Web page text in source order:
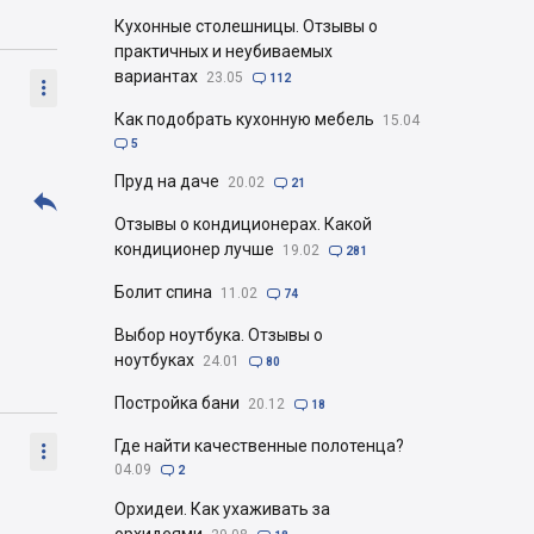



Кухонные столешницы. Отзывы о
практичных и неубиваемых
вариантах 23.05  112
Как подобрать кухонную мебель 15.04
 5
Пруд на даче 20.02  21
Отзывы о кондиционерах. Какой
кондиционер лучше
19.02  281
Болит спина 11.02  74
Выбор ноутбука. Отзывы о
ноутбуках 24.01  80
Постройка бани 20.12  18
Где найти качественные полотенца?
04.09  2
Орхидеи. Как ухаживать за